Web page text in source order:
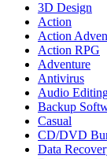
3D Design
Action
Action
Action RPG
Adventure
Antivirus
Audio
Backup
Casual
CD/DVD
Data